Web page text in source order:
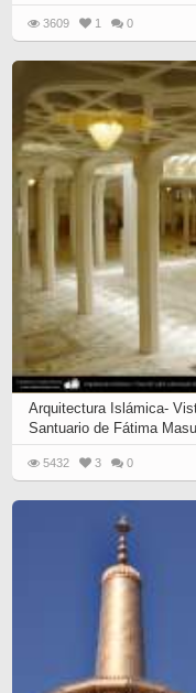
3609 1 0
Arquitectura Islámica-
Santuario de Fátima
5432 3 0